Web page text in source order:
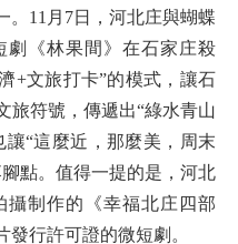
。11月7日，河北庄與蝴蝶
《林果間》在石家庄殺
+文旅打卡”的模式，讓石
旅符號，傳遞出“綠水青山
“這麼近，那麼美，周末
點。值得一提的是，河北
攝制作的《幸福北庄四部
行許可證的微短劇。